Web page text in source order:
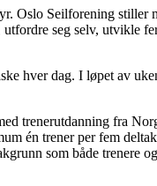
Oslo Seilforening
seg selv, utvikle
hver dag. I løpet av
trenerutdanning fra
én trener per fem
som både trenere